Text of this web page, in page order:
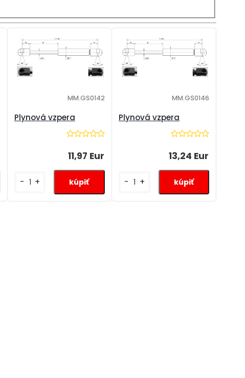
Plynová vzpera
MM.GS0142
11,97 Eur
- +
Plynová vzpera
MM.GS0146
13,24 Eur
- +